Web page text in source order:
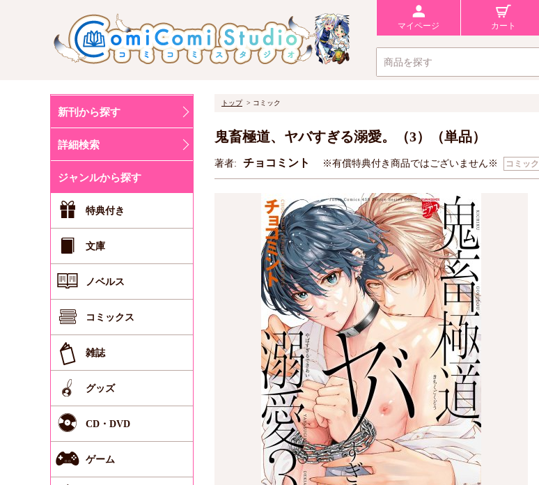
マイページ カート
新刊から探す
詳細検索
ジャンルから探す
特典付き
文庫
ノベルス
コミックス
雑誌
グッズ
CD・DVD
ゲーム
トップ コミック
鬼畜極道、ヤバすぎる溺愛。（3）（単品）
著者: チョコミント ※有償特典付き商品ではございません※ コミック